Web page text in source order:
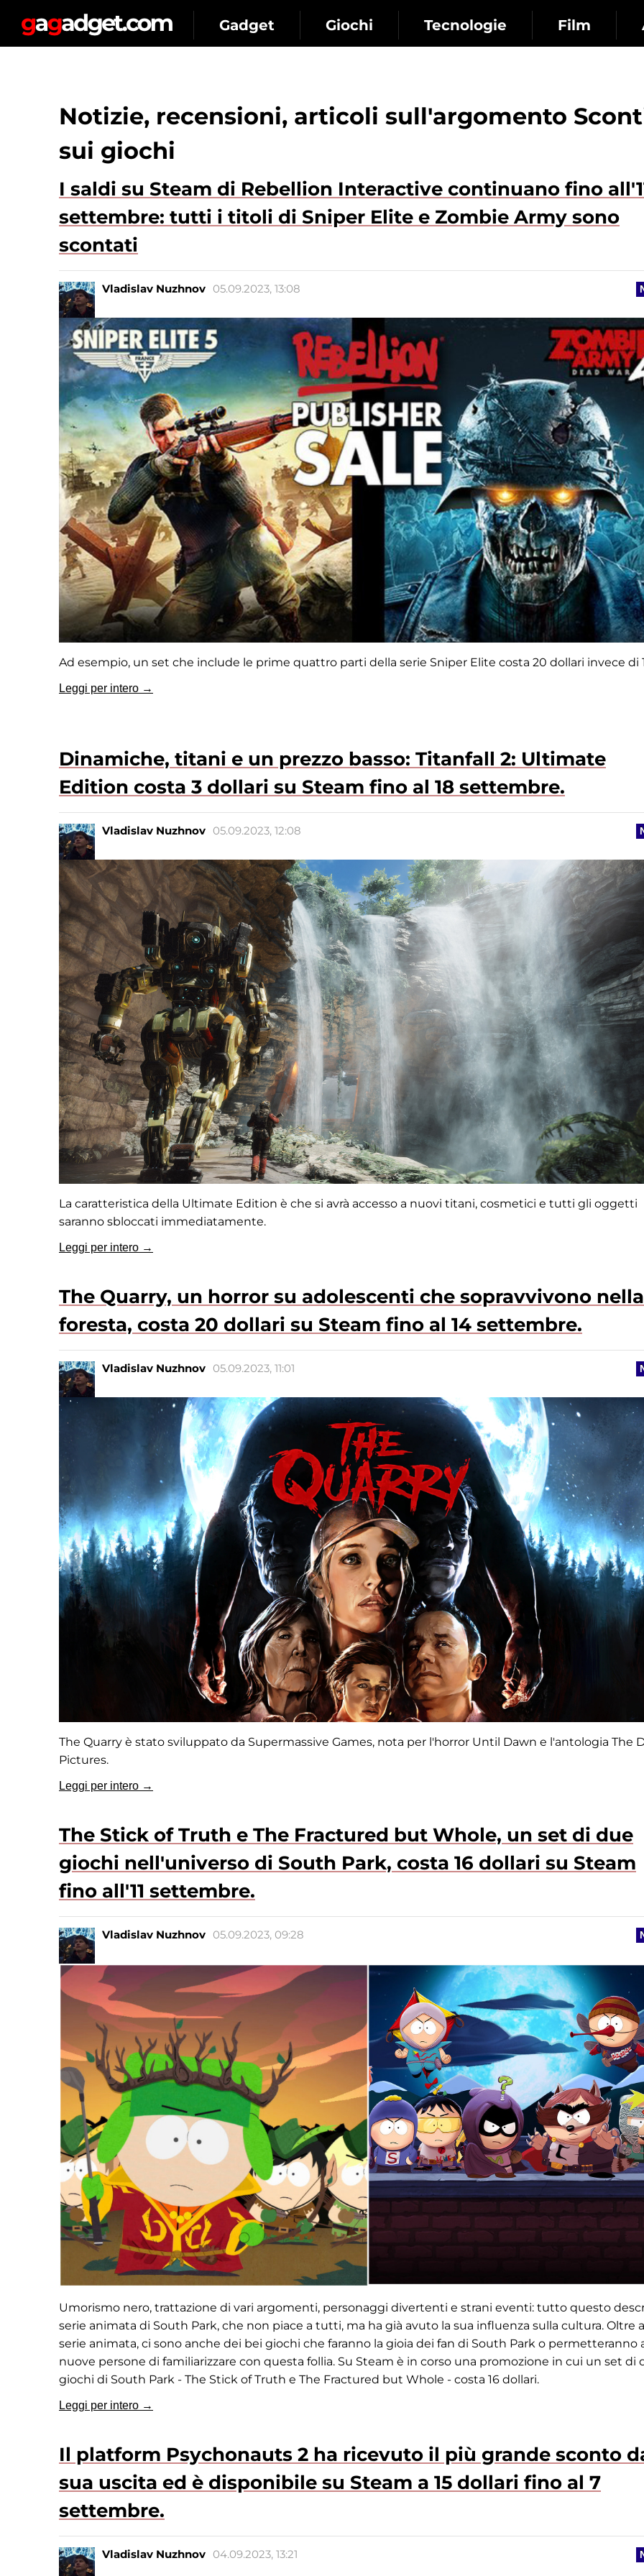
Gadget Giochi Tecnologie Film
Notizie, recensioni, articoli sull'argomento
sui giochi
I saldi su Steam di Rebellion Interactive continuano fino
settembre: tutti i titoli di Sniper Elite e Zombie Army sono
scontati
Vladislav Nuzhnov 05.09.2023, 13:08
Ad esempio, un set che include le prime quattro parti della serie Sniper Elite costa 20 dollari invece di
Leggi per intero →
Dinamiche, titani e un prezzo basso: Titanfall 2: Ultimate
Edition costa 3 dollari su Steam fino al 18 settembre.
Vladislav Nuzhnov 05.09.2023, 12:08
La caratteristica della Ultimate Edition è che si avrà accesso a nuovi titani, cosmetici e tutti gli oggetti
saranno sbloccati immediatamente.
Leggi per intero →
The Quarry, un horror su adolescenti che sopravvivono nella
foresta, costa 20 dollari su Steam fino al 14 settembre.
Vladislav Nuzhnov 05.09.2023, 11:01
The Quarry è stato sviluppato da Supermassive Games, nota per l'horror Until Dawn e l'antologia The
Pictures.
Leggi per intero →
The Stick of Truth e The Fractured but Whole, un set di due
giochi nell'universo di South Park, costa 16 dollari su Steam
fino all'11 settembre.
Vladislav Nuzhnov 05.09.2023, 09:28
Umorismo nero, trattazione di vari argomenti, personaggi divertenti e strani eventi: tutto questo
serie animata di South Park, che non piace a tutti, ma ha già avuto la sua influenza sulla cultura. Oltre
serie animata, ci sono anche dei bei giochi che faranno la gioia dei fan di South Park o permetteranno
nuove persone di familiarizzare con questa follia. Su Steam è in corso una promozione in cui un set di
giochi di South Park - The Stick of Truth e The Fractured but Whole - costa 16 dollari.
Leggi per intero →
Il platform Psychonauts 2 ha ricevuto il più grande sconto
sua uscita ed è disponibile su Steam a 15 dollari fino al 7
settembre.
Vladislav Nuzhnov 04.09.2023, 13:21